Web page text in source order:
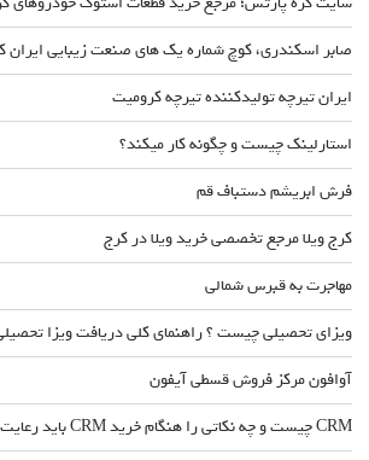
صابر اسکندری، کوچ شماره یک های صنعت زیبایی
ایران تیرچه تولیدکننده تیرچه کرومیت
استارلینک چیست و چگونه کار میکند؟
فرش ابریشم دستباف قم
کرج ویلا مرجع تخصصی خرید ویلا در کرج
مهاجرت به قبرس شمالی
ویزای تحصیلی چیست ؟ راهنمای کلی دریافت ویزا
آوافون مرکز فروش قسطی آیفون
CRM چیست و چه نکاتی را هنگام خرید CRM باید رعایت کرد؟